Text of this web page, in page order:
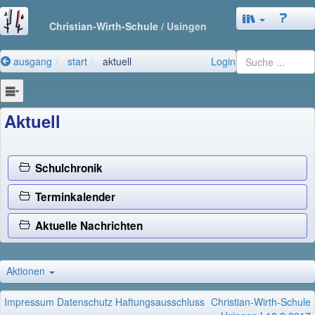
Christian-Wirth-Schule / Usingen
ausgang start aktuell Login
Aktuell
Schulchronik
Terminkalender
Aktuelle Nachrichten
Aktionen
Impressum Datenschutz Haftungsausschluss Christian-Wirth-Schule